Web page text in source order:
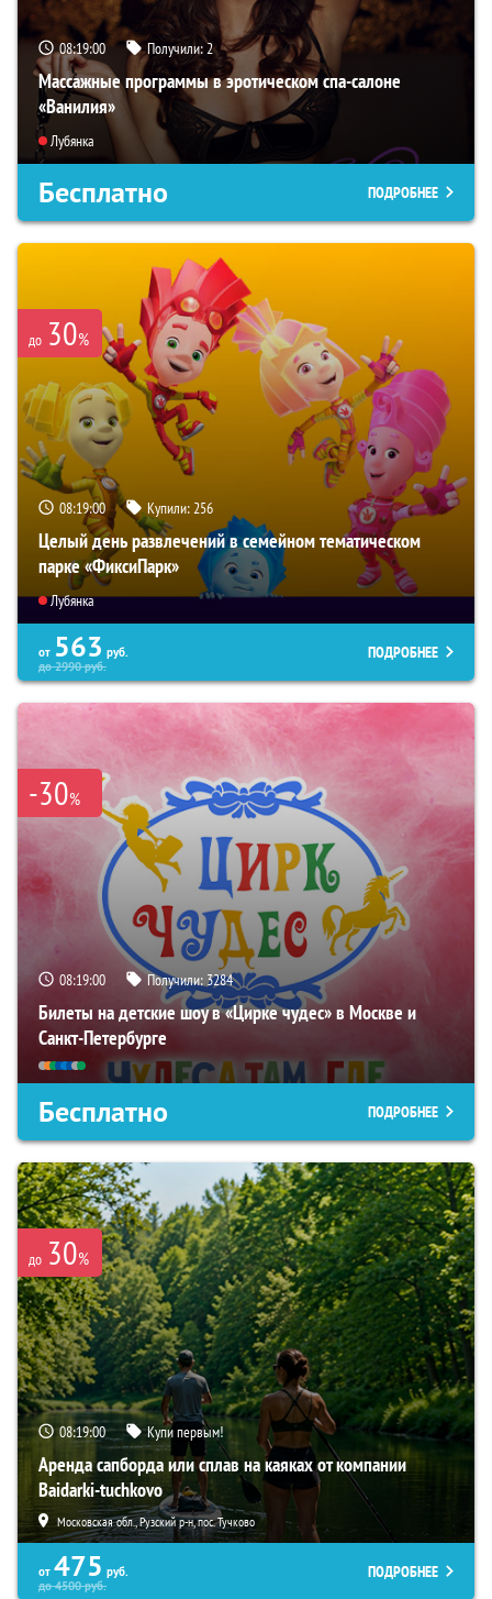
08:18:59 Получили:2
Массажные программы в эротическом спа-салоне
«Ванилия»
Лубянка
Бесплатно ПОДРОБНЕЕ
до 30%
08:18:59 Купили:256
Целый день развлечений в семейном тематическом
парке «ФиксиПарк»
Лубянка
от 563 руб.
до2990руб.
ПОДРОБНЕЕ
-30%
08:18:59 Получили: 3284
Билеты на детские шоу в «Цирке чудес» в Москве и
Санкт-Петербурге
Бесплатно ПОДРОБНЕЕ
до 30%
08:18:59 Купи первым!
Аренда сапборда или сплав на каяках от компании
Baidarki-tuchkovo
Московская обл., Рузский р-н, пос. Тучково
от 475 руб.
до4500руб.
ПОДРОБНЕЕ